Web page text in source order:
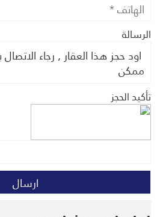
الرسالة
تأكيد الحجز